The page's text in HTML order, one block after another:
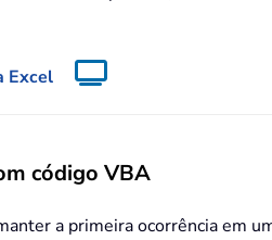
Excel
código VBA
a primeira ocorrência em